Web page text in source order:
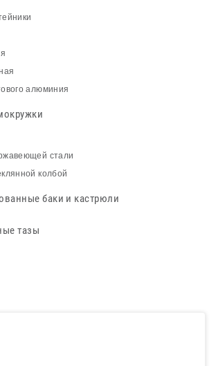
алюминия
стали
колбой
баки и кастрюли
тазы